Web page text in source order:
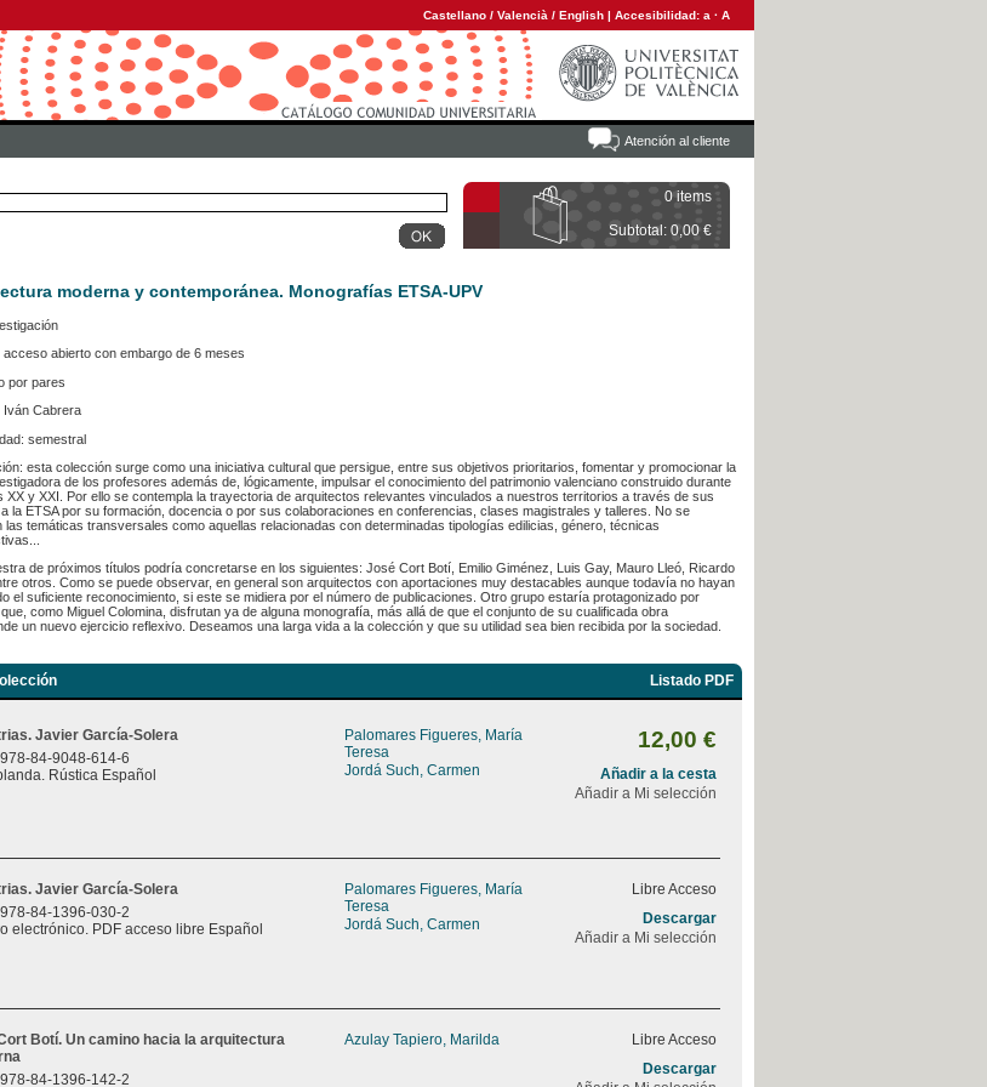
Castellano / Valencià / English | Accesibilidad: a · A
Atención al cliente
0 items
Subtotal: 0,00 €
moderna y contemporánea. Monografías ETSA-UPV
acceso abierto con embargo de 6 meses
por pares
Iván Cabrera
semestral
esta colección surge como una iniciativa cultural que persigue, entre sus objetivos prioritarios, fomentar y promocionar la
de los profesores además de, lógicamente, impulsar el conocimiento del patrimonio valenciano construido durante
XX y XXI. Por ello se contempla la trayectoria de arquitectos relevantes vinculados a nuestros territorios a través de sus
la ETSA por su formación, docencia o por sus colaboraciones en conferencias, clases magistrales y talleres. No se
las temáticas transversales como aquellas relacionadas con determinadas tipologías edilicias, género, técnicas
de próximos títulos podría concretarse en los siguientes: José Cort Botí, Emilio Giménez, Luis Gay, Mauro Lleó, Ricardo
otros. Como se puede observar, en general son arquitectos con aportaciones muy destacables aunque todavía no hayan
el suficiente reconocimiento, si este se midiera por el número de publicaciones. Otro grupo estaría protagonizado por
como Miguel Colomina, disfrutan ya de alguna monografía, más allá de que el conjunto de su cualificada obra
un nuevo ejercicio reflexivo. Deseamos una larga vida a la colección y que su utilidad sea bien recibida por la sociedad.
Listado PDF
Javier García-Solera
978-84-9048-614-6
Rústica Español
Palomares Figueres, María
Teresa
Jordá Such, Carmen
12,00 €
Añadir a la cesta
Añadir a Mi selección
Javier García-Solera
978-84-1396-030-2
electrónico. PDF acceso libre Español
Palomares Figueres, María
Teresa
Jordá Such, Carmen
Libre Acceso
Descargar
Añadir a Mi selección
Botí. Un camino hacia la arquitectura
978-84-1396-142-2
Azulay Tapiero, Marilda
Libre Acceso
Descargar